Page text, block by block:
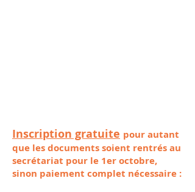
Inscription gratuite pour autant
que les documents soient rentrés au
secrétariat pour le 1er octobre,
sinon paiement complet nécessaire :